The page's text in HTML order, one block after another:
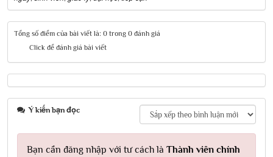
Tổng số điểm của bài viết là: 0 trong 0 đánh giá
Click để đánh giá bài viết
Ý kiến bạn đọc
Bạn cần đăng nhập với tư cách là Thành viên chính